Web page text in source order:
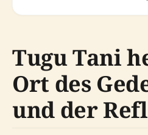
Tugu Tani
Ort des
und der